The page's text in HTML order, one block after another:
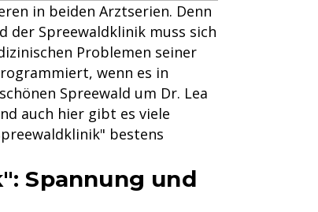
in beiden Arztserien. Denn
der Spreewaldklinik muss sich
Problemen seiner
wenn es in
Spreewald um Dr. Lea
auch hier gibt es viele
bestens
Spannung und